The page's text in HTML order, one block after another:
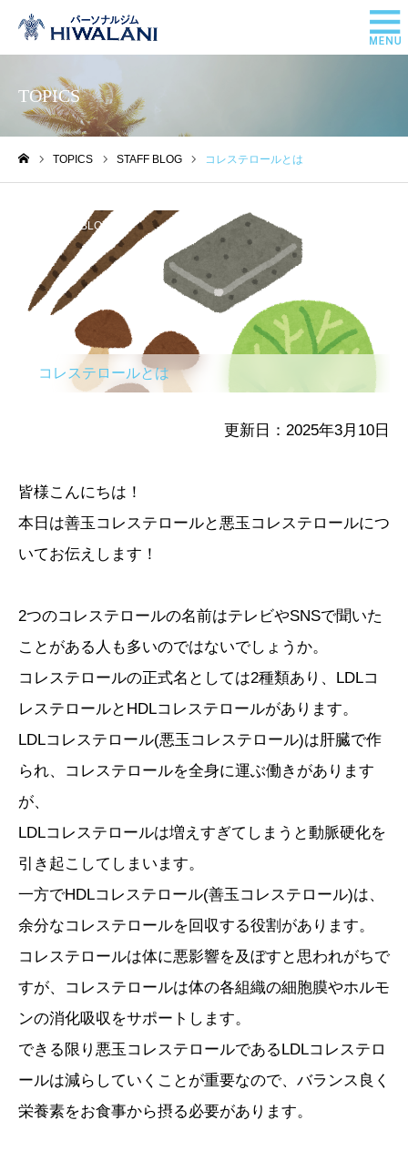
TOPICS
TOPICS STAFF BLOG コレステロールとは
STAFF BLOG
コレステロールとは
更新日：2025年3月10日
皆様こんにちは！
本日は善玉コレステロールと悪玉コレステロールにつ
いてお伝えします！
2つのコレステロールの名前はテレビやSNSで聞いた
ことがある人も多いのではないでしょうか。
コレステロールの正式名としては2種類あり、LDLコ
レステロールとHDLコレステロールがあります。
LDLコレステロール(悪玉コレステロール)は肝臓で作
られ、コレステロールを全身に運ぶ働きがあります
が、
LDLコレステロールは増えすぎてしまうと動脈硬化を
引き起こしてしまいます。
一方でHDLコレステロール(善玉コレステロール)は、
余分なコレステロールを回収する役割があります。
コレステロールは体に悪影響を及ぼすと思われがちで
すが、コレステロールは体の各組織の細胞膜やホルモ
ンの消化吸収をサポートします。
できる限り悪玉コレステロールであるLDLコレステロ
ールは減らしていくことが重要なので、バランス良く
栄養素をお食事から摂る必要があります。